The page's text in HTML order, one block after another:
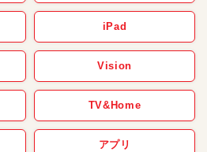
iPad
Vision
TV&Home
アプリ